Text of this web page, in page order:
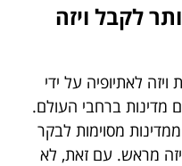
לקבל ויזה
לאתיופיה על ידי
מדינות ברחבי העולם.
מסוימות לבקר
מראש. עם זאת, לא